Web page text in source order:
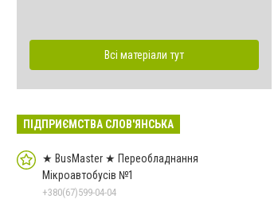
Всі матеріали тут
ПІДПРИЄМСТВА СЛОВ'ЯНСЬКА
★ BusMaster ★ Переобладнання
Мікроавтобусів №1
+380(67)599-04-04